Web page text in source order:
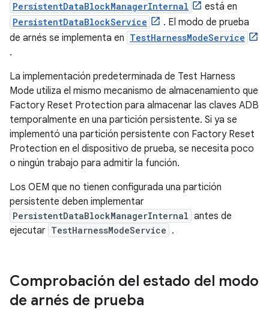
PersistentDataBlockManagerInternal está en
PersistentDataBlockService
. El modo de prueba
de arnés se implementa en TestHarnessModeService
.
La implementación predeterminada de Test Harness
Mode utiliza el mismo mecanismo de almacenamiento que
Factory Reset Protection para almacenar las claves ADB
temporalmente en una partición persistente. Si ya se
implementó una partición persistente con Factory Reset
Protection en el dispositivo de prueba, se necesita poco
o ningún trabajo para admitir la función.
Los OEM que no tienen configurada una partición
persistente deben implementar
PersistentDataBlockManagerInternal antes de
ejecutar TestHarnessModeService .
Comprobación del estado del modo
de arnés de prueba